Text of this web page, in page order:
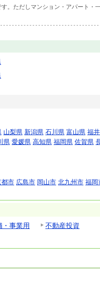
。ただしマンション・アパート・
山梨県 新潟県 石川県 富山県 福
県 愛媛県 高知県 福岡県 佐賀県
都市 広島市 岡山市 北九州市 福岡
・事業用
不動産投資